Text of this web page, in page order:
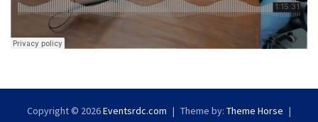
Copyright © 2026Eventsrdc.com Theme by: Theme Horse